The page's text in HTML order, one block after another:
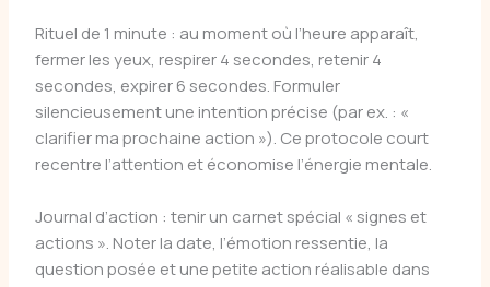
Rituel de 1 minute : au moment où l’heure apparaît,
fermer les yeux, respirer 4 secondes, retenir 4
secondes, expirer 6 secondes. Formuler
silencieusement une intention précise (par ex. : «
clarifier ma prochaine action »). Ce protocole court
recentre l’attention et économise l’énergie mentale.
Journal d’action : tenir un carnet spécial « signes et
actions ». Noter la date, l’émotion ressentie, la
question posée et une petite action réalisable dans